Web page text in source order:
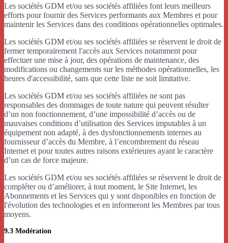
Les sociétés GDM et/ou ses sociétés affiliées font leurs meilleurs
efforts pour fournir des Services performants aux Membres et pour
maintenir les Services dans des conditions opérationnelles optimales.
Les sociétés GDM et/ou ses sociétés affiliées se réservent le droit de
fermer temporairement l'accès aux Services notamment pour
effectuer une mise à jour, des opérations de maintenance, des
modifications ou changements sur les méthodes opérationnelles, les
heures d'accessibilité, sans que cette liste ne soit limitative.
Les sociétés GDM et/ou ses sociétés affiliées ne sont pas
responsables des dommages de toute nature qui peuvent résulter
d’un non fonctionnement, d’une impossibilité d’accès ou de
mauvaises conditions d’utilisation des Services imputables à un
équipement non adapté, à des dysfonctionnements internes au
fournisseur d’accès du Membre, à l’encombrement du réseau
Internet et pour toutes autres raisons extérieures ayant le caractère
d’un cas de force majeure.
Les sociétés GDM et/ou ses sociétés affiliées se réservent le droit de
compléter ou d’améliorer, à tout moment, le Site Internet, les
Abonnements et les Services qui y sont disponibles en fonction de
l'évolution des technologies et en informeront les Membres par tous
moyens.
9.3 Modération